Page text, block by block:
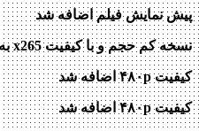
پیش نمایش فیلم اضافه شد
نسخه کم حجم و با کیفیت x265 به زودی
کیفیت ۴۸۰p اضافه شد
کیفیت ۴۸۰p اضافه شد